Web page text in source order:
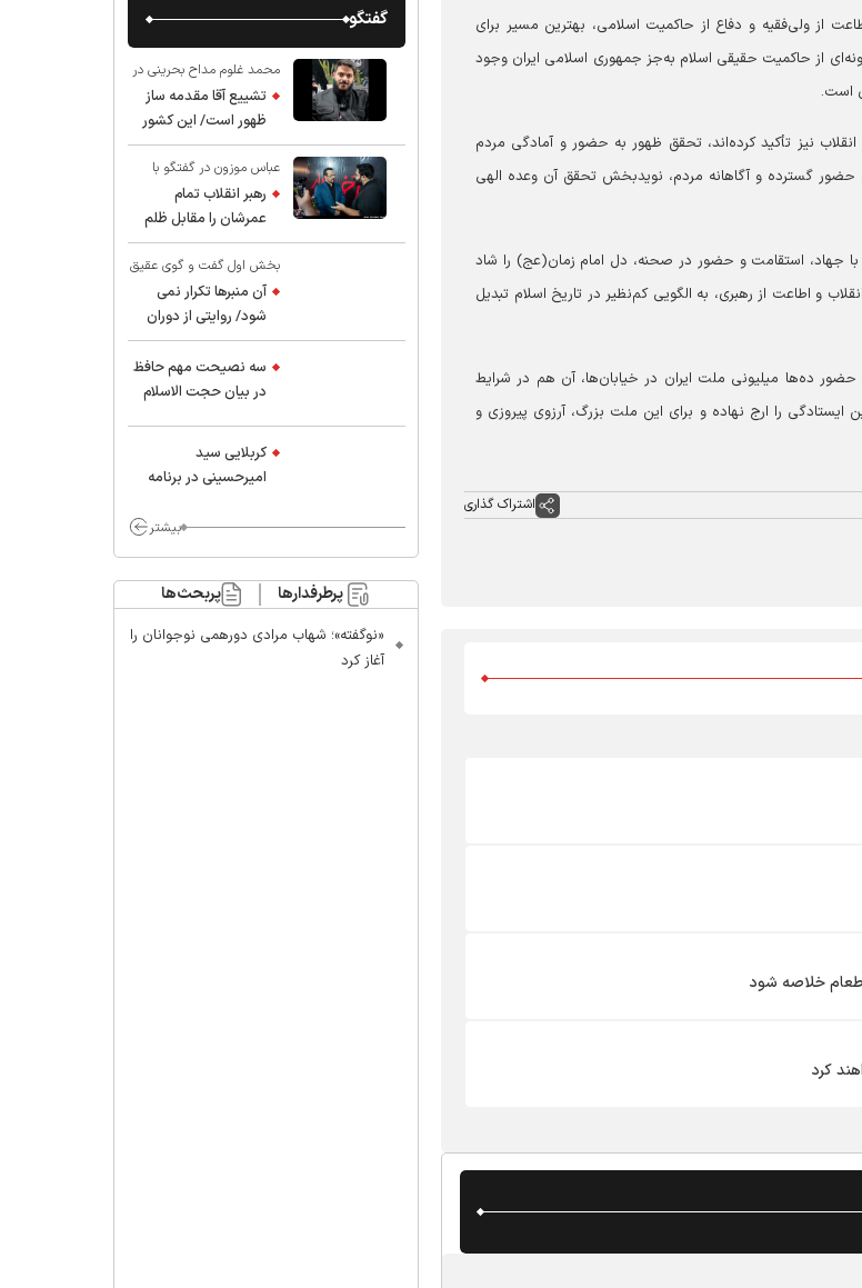
از ولی‌فقیه و دفاع از حاکمیت اسلامی، بهترین مسیر برای
از حاکمیت حقیقی اسلام به‌جز جمهوری اسلامی ایران وجود
نیز تأکید کرده‌اند، تحقق ظهور به حضور و آمادگی مردم
حضور گسترده و آگاهانه مردم، نویدبخش تحقق آن وعده الهی
جهاد، استقامت و حضور در صحنه، دل امام زمان(عج) را شاد
و اطاعت از رهبری، به الگویی کم‌نظیر در تاریخ اسلام تبدیل
ده‌ها میلیونی ملت ایران در خیابان‌ها، آن هم در شرایط
ایستادگی را ارج نهاده و برای این ملت بزرگ، آرزوی پیروزی و
اشتراک گذاری
خلاصه شود
کرد
گفتگو
محمد غلوم مداح بحرینی در
گفت و گو با عقیق:
تشییع آقا مقدمه ساز
ظهور است/ این کشور
صاحب دارد
عباس موزون در گفتگو با
عقیق:رهبر انقلاب تمام
عمرشان را مقابل ظلم
ایستادند پس نباید از
شهادت ایشان شگفت
زده شد
بخش اول گفت و گوی عقیق
با استاد حسین انصاریان:
آن منبرها تکرار نمی
شود/ روایتی از دوران
کودکی و نوجوانی این
واعظ بزرگ و نویسنده و
پژوهشگر جهان اسلام
سه نصیحت مهم حافظ
در بیان حجت الاسلام
کربلایی سید
امیر‌حسینی در برنامه
محسن چاوشی چه
مراقب ماست/ مردم
دهن تفرقه افکنان بزنند
بیشتر
پرطرفدارها پربحث‌ها
«نوگفته»؛ شهاب مرادی دورهمی نوجوانان را
آغاز کرد